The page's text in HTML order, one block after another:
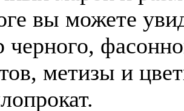
вы можете
черного,
метизы и